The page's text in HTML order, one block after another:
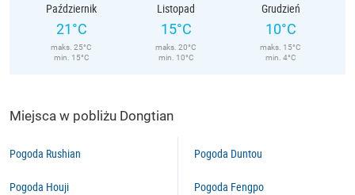
Październik
21°C
maks. 25°C
min. 15°C
Listopad
15°C
maks. 20°C
min. 10°C
Grudzień
10°C
maks. 15°C
min. 4°C
Miejsca w pobliżu Dongtian
Pogoda Rushian
Pogoda Houji
Pogoda Duntou
Pogoda Fengpo